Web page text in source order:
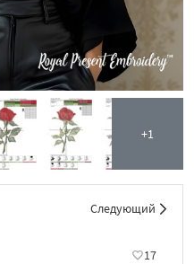
+1
Следующий
17